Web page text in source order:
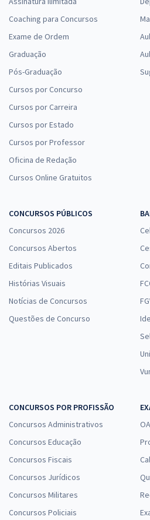
Coaching para Concursos
Exame de Ordem
Graduação
Pós-Graduação
Cursos por Concurso
Cursos por Carreira
Cursos por Estado
Cursos por Professor
Oficina de Redação
Cursos Online Gratuitos
CONCURSOS PÚBLICOS
Concursos 2026
Concursos Abertos
Editais Publicados
Histórias Visuais
Notícias de Concursos
Questões de Concurso
CONCURSOS POR PROFISSÃO
Concursos Administrativos
Concursos Educação
Concursos Fiscais
Concursos Jurídicos
Concursos Militares
Concursos Policiais